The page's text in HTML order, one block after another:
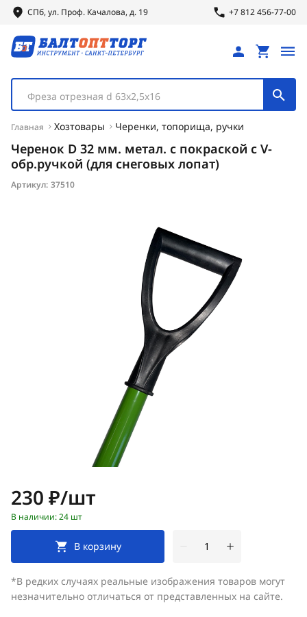
СПб, ул. Проф. Качалова, д. 19 +7 812 456-77-00
Фреза отрезная d 63х2,5х16
Главная Хозтовары Черенки, топорища, ручки
Черенок D 32 мм. метал. с покраской с V-
обр.ручкой (для снеговых лопат)
Артикул: 37510
Цена:
230 ₽/шт
В наличии: 24 шт
В корзину
*В редких случаях реальные изображения товаров могут
незначительно отличаться от представленных на сайте.